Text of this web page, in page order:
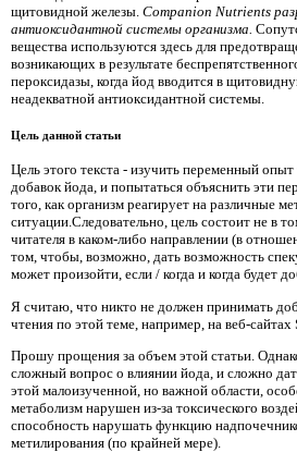
щитовидной железы. Companion Nutrients
антиоксидантной системы организма.
вещества используются здесь для
возникающих в результате
пероксидазы, когда йод вводится в
неадекватной антиоксидантной системы.
Цель данной статьи
Цель этого текста - изучить переменный
добавок йода, и попытаться объяснить эти
того, как организм реагирует на различные
ситуации.Следовательно, цель состоит не в
читателя в каком-либо направлении (в
том, чтобы, возможно, дать возможность
может произойти, если / когда и когда будет
Я считаю, что никто не должен принимать
чтения по этой теме, например, на веб-
Прошу прощения за объем этой статьи.
сложный вопрос о влиянии йода, и сложно
этой малоизученной, но важной области,
метаболизм нарушен из-за токсического
способность нарушать функцию
метилирования (по крайней мере).